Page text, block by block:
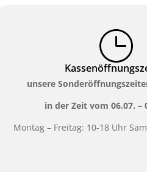
unsere
in der Zeit vom 06.07. –
Montag – Freitag: 10-18 Uhr